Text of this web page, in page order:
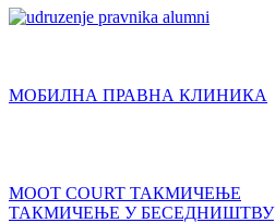
МОБИЛНА ПРАВНА КЛИНИКА
MOOT COURT ТАКМИЧЕЊЕ
ТАКМИЧЕЊЕ У БЕСЕДНИШТВУ